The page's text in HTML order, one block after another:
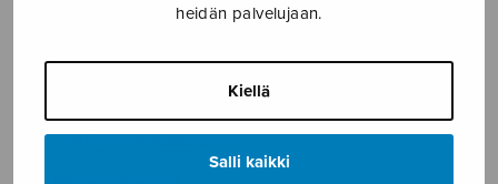
heidän palvelujaan.
Kiellä
Salli kaikki